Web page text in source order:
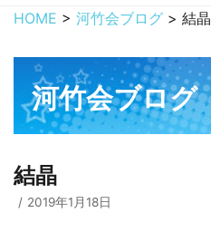
に
キ
プ
HOME
新着情報
□ お知らせ
河竹会について
□ 河竹会について
□ 小学部
実 績
HOME > 河竹会ブログ > 結晶
河竹会ブログ
結晶
2019年1月18日